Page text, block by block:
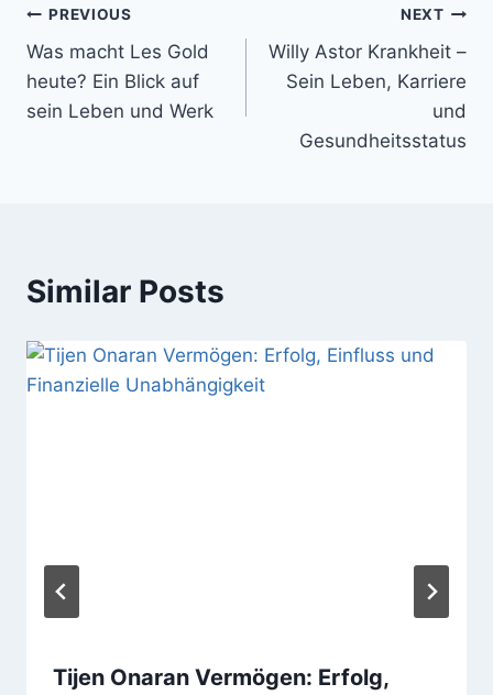
Post
navigation
PREVIOUS
Was macht Les Gold
heute? Ein Blick auf
sein Leben und Werk
NEXT
Willy Astor Krankheit –
Sein Leben, Karriere
und
Gesundheitsstatus
Similar Posts
Tijen Onaran Vermögen: Erfolg,